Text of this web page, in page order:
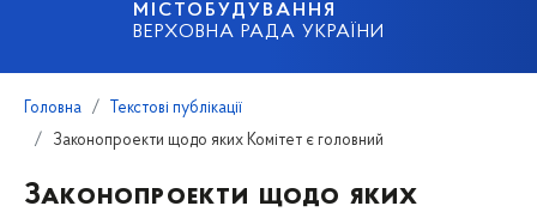
МІСТОБУДУВАННЯ
ВЕРХОВНА РАДА УКРАЇНИ
Головна
Текстові публікації
Законопроекти щодо яких Комітет є головний
Законопроекти щодо яких